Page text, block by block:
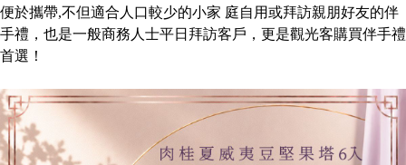
便於攜帶,不但適合人口較少的小家 庭自用或拜訪親朋好友的伴
手禮，也是一般商務人士平日拜訪客戶，更是觀光客購買伴手禮
首選！